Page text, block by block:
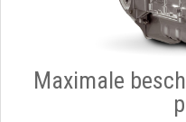
Maximale